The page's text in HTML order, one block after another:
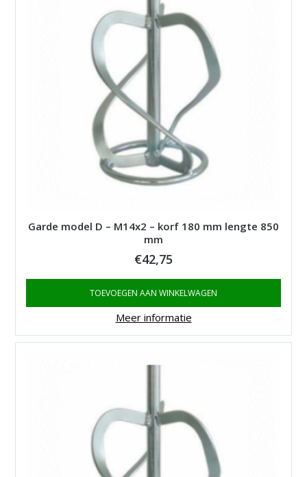
Garde model D – M14x2 – korf 180 mm lengte 850
mm
€42,75
TOEVOEGEN AAN WINKELWAGEN
Meer informatie